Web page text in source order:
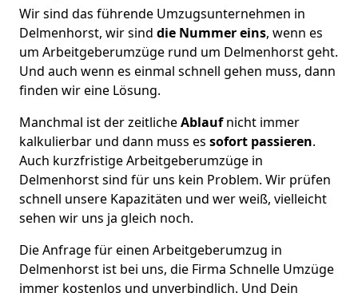
Wir sind das führende Umzugsunternehmen in
Delmenhorst, wir sind die Nummer eins, wenn es
um Arbeitgeberumzüge rund um Delmenhorst geht.
Und auch wenn es einmal schnell gehen muss, dann
finden wir eine Lösung.
Manchmal ist der zeitlicheAblaufnicht immer
kalkulierbar und dann muss es sofort passieren.
Auch kurzfristige Arbeitgeberumzüge in
Delmenhorst sind für uns kein Problem. Wir prüfen
schnell unsere Kapazitäten und wer weiß, vielleicht
sehen wir uns ja gleich noch.
Die Anfrage für einen Arbeitgeberumzug in
Delmenhorst ist bei uns, die Firma Schnelle Umzüge
immer kostenlos und unverbindlich. Und Dein